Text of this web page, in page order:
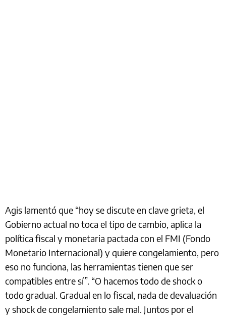
Agis lamentó que “hoy se discute en clave grieta, el
Gobierno actual no toca el tipo de cambio, aplica la
política fiscal y monetaria pactada con el FMI (Fondo
Monetario Internacional) y quiere congelamiento, pero
eso no funciona, las herramientas tienen que ser
compatibles entre sí”. “O hacemos todo de shock o
todo gradual. Gradual en lo fiscal, nada de devaluación
y shock de congelamiento sale mal. Juntos por el